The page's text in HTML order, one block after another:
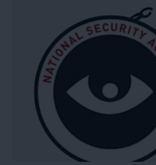
Soleimani e o Corpo de
votou contra a
império.